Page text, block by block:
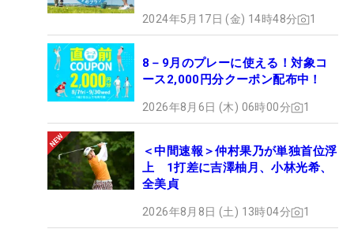
2024年5月17日 (金) 14時48分 1
8－9月のプレーに使える！対象コ
ース2,000円分クーポン配布中！
2026年8月6日 (木) 06時00分 1
＜中間速報＞仲村果乃が単独首位浮
上 1打差に吉澤柚月、小林光希、
全美貞
2026年8月8日 (土) 13時04分 1